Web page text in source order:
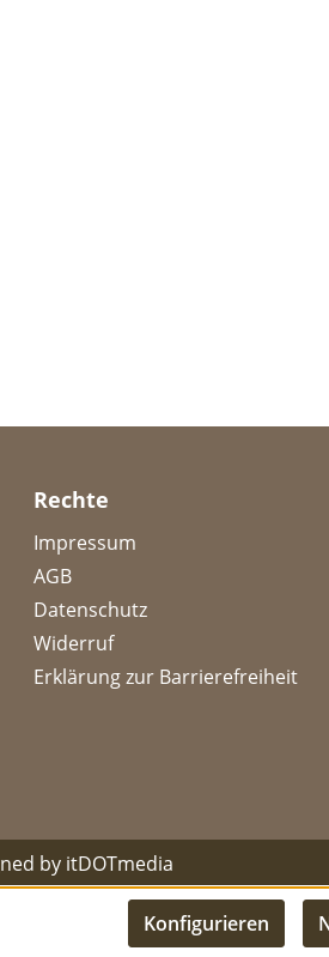
Rechte
Impressum
AGB
Datenschutz
Widerruf
Erklärung zur Barrierefreiheit
by itDOTmedia
Konfigurieren